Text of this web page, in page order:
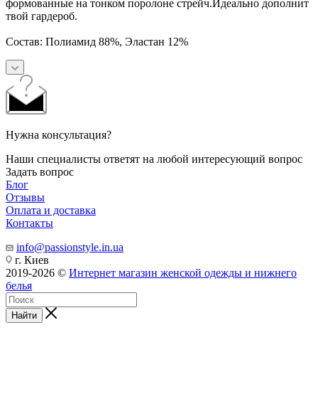
формованные на тонком поролоне стрейч.Идеально дополнит
твой гардероб.
Состав: Полиамид 88%, Эластан 12%
Нужна консультация?
Наши специалисты ответят на любой интересующий вопрос
Задать вопрос
Блог
Отзывы
Оплата и доставка
Контакты
info@passionstyle.in.ua
г. Киев
2019-2026 © Интернет магазин женской одежды и нижнего
белья
Найти